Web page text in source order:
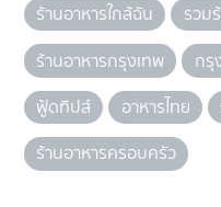
ร้านอาหารใกล้ฉัน รวม
ร้านอาหารกรุงเทพ
กรุ
ฟู้ดทิปส์
อาหารไทย
ร้านอาหารครอบครัว